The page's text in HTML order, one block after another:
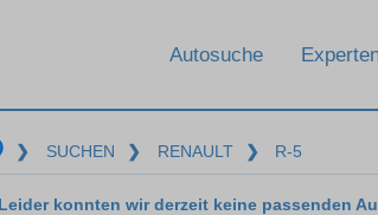
Autosuche
❯ SUCHEN ❯ RENAULT ❯ R-5
Leider konnten wir derzeit keine passenden